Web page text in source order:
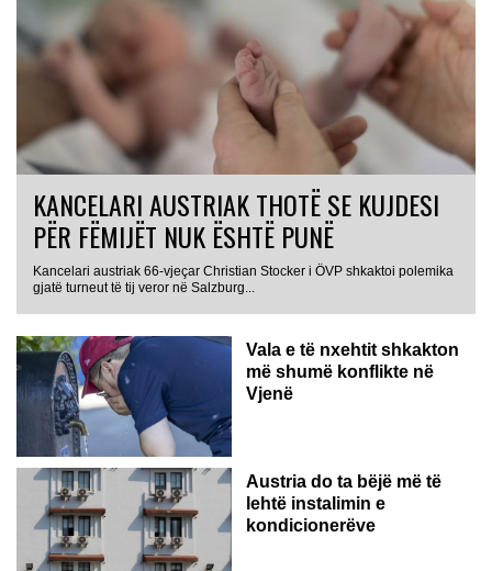
KANCELARI AUSTRIAK THOTË SE KUJDESI
PËR FËMIJËT NUK ËSHTË PUNË
Kancelari austriak 66-vjeçar Christian Stocker i ÖVP shkaktoi polemika
gjatë turneut të tij veror në Salzburg...
Vala e të nxehtit shkakton
më shumë konflikte në
Vjenë
Austria do ta bëjë më të
lehtë instalimin e
kondicionerëve